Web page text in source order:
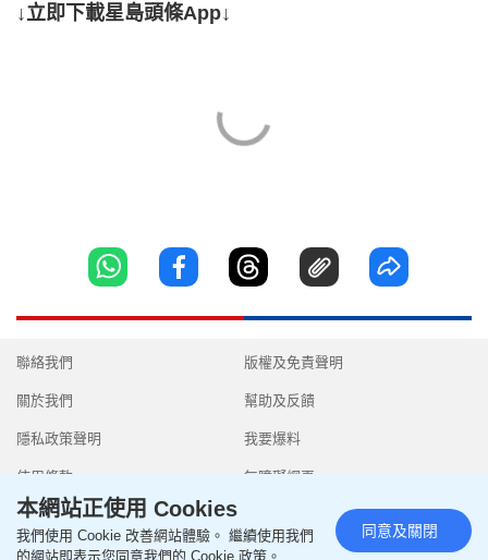
↓立即下載星島頭條App↓
聯絡我們
關於我們
隱私政策聲明
使用條款
版權及免責聲明
幫助及反饋
我要爆料
無障礙網頁
本網站正使用 Cookies
我們使用 Cookie 改善網站體驗。 繼續使用我們
的網站即表示您同意我們的 Cookie 政策。
同意及關閉